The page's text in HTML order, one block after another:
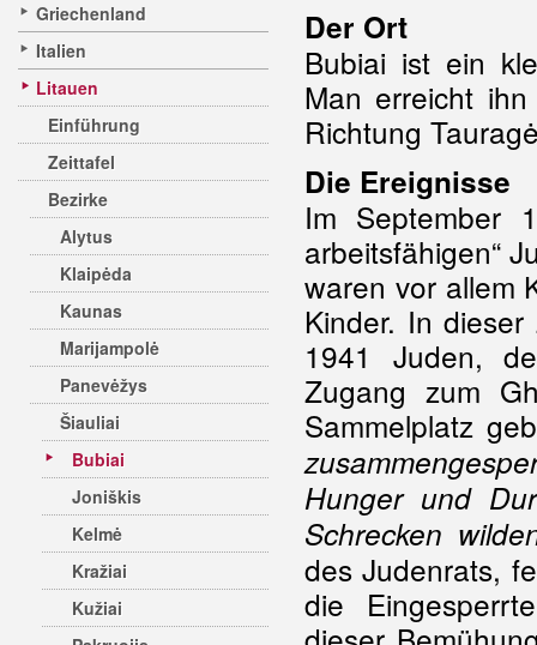
Griechenland
Italien
Litauen
Einführung
Zeittafel
Bezirke
Alytus
Klaipėda
Kaunas
Marijampolė
Panevėžys
Šiauliai
Bubiai
Joniškis
Kelmė
Kražiai
Kužiai
Der Ort
Bubiai ist ein
Man erreicht
Richtung
Die Ereignisse
Im September
arbeitsfähigen“
waren vor allem
Kinder. In
1941 Juden,
Zugang zum
Sammelplatz
Hunger und
Schrecken
des Judenrats,
die